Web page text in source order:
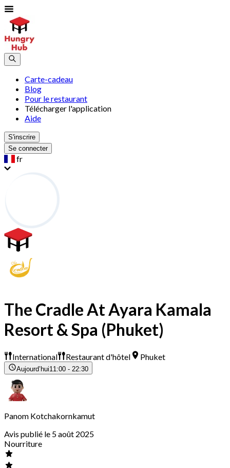
Carte-cadeau
Blog
Pour le restaurant
Télécharger l'application
Aide
S'inscrire
Se connecter
fr
The Cradle At Ayara Kamala
Resort & Spa (Phuket)
International Restaurant d'hôtel Phuket
Aujourd’hui11:00 - 22:30
Panom Kotchakornkamut
Avis publié le 5 août 2025
Nourriture